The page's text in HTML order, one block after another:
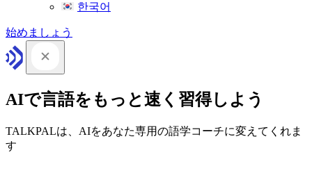
한국어
始めましょう
AIで言語をもっと速く習得しよう
TALKPALは、AIをあなた専用の語学コーチに変えてくれま
す